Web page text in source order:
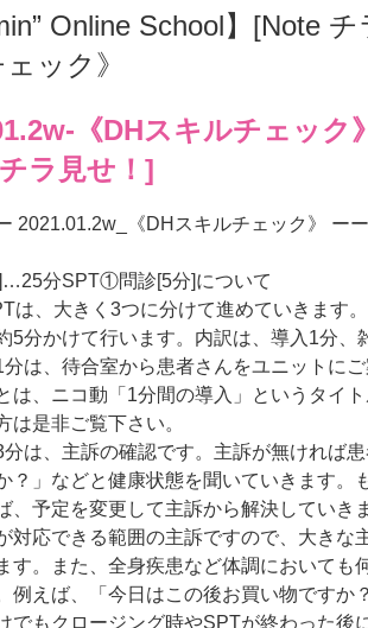
Online School】[Note
ック》
《DHスキルチェック》
ラ見せ！]
2021.01.2w_《DHスキルチェック》 ー
分SPT①問診[5分]について
は、大きく3つに分けて進めていきます。
分かけて行います。内訳は、導入1分、
は、待合室から患者さんをユニットにご
は、ニコ動「1分間の導入」というタイト
は是非ご覧下さい。
は、主訴の確認です。主訴が無ければ
？」などと健康状態を聞いていきます。
、予定を変更して主訴から解決していき
対応できる範囲の主訴ですので、大きな
す。また、全身疾患など体調においても
例えば、「今日はこの後お買い物ですか
でもクロージング時やSPTが終わった後